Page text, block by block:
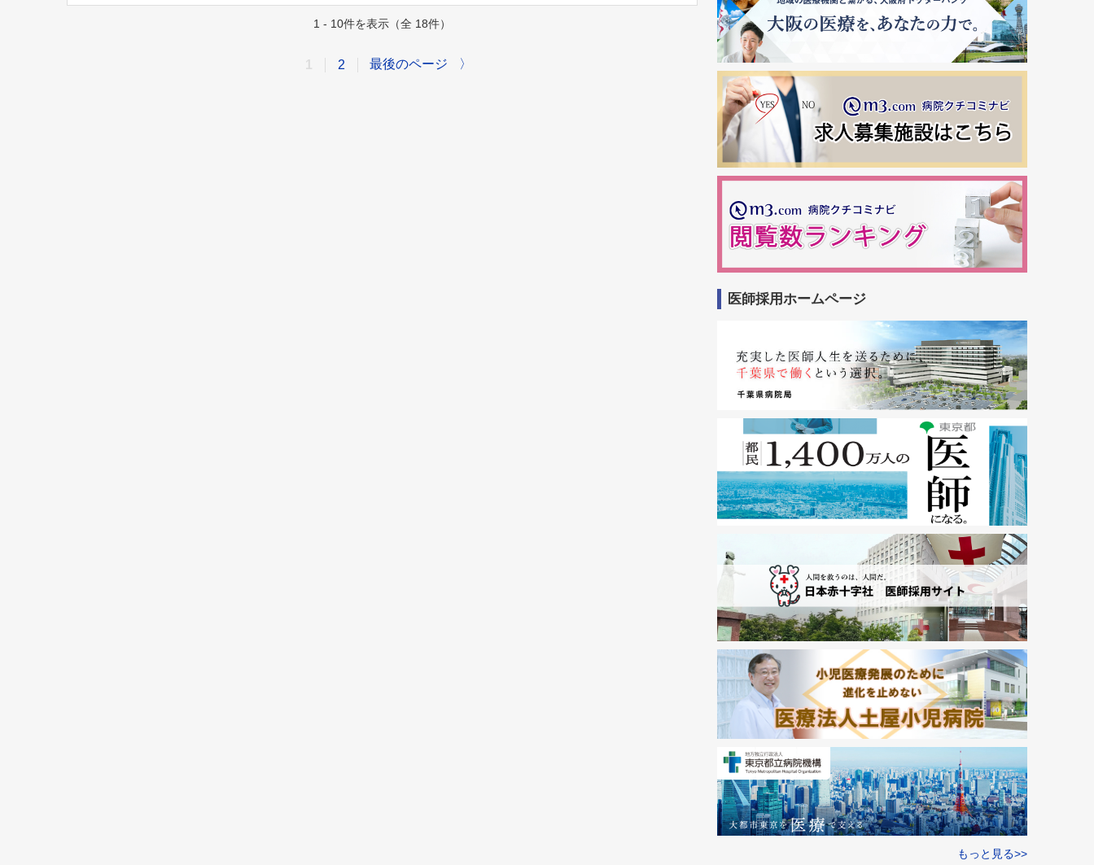
1 - 10件を表示（全 18件）
2 最後のページ 〉
医師採用ホームページ
もっと見る>>